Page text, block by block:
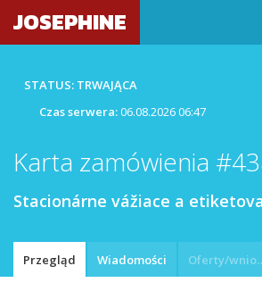
JOSEPHINE
STATUS: TRWAJĄCA
Czas serwera:06.08.2026 06:47
Karta zamówienia
Stacionárne vážiace a
Przegląd Wiadomości